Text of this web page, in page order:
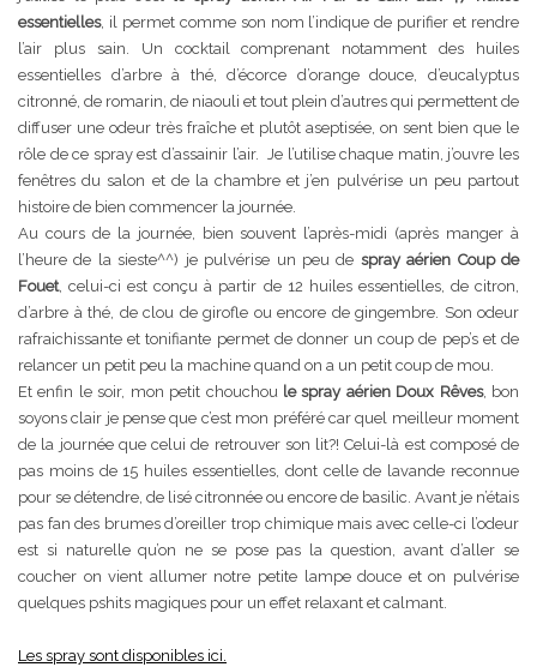
essentielles, il permet comme son nom l’indique de purifier et rendre
l’air plus sain. Un cocktail comprenant notamment des huiles
essentielles d’arbre à thé, d’écorce d’orange douce, d’eucalyptus
citronné, de romarin, de niaouli et tout plein d’autres qui permettent de
diffuser une odeur très fraîche et plutôt aseptisée, on sent bien que le
rôle de ce spray est d’assainir l’air. Je l’utilise chaque matin, j’ouvre les
fenêtres du salon et de la chambre et j’en pulvérise un peu partout
histoire de bien commencer la journée.
Au cours de la journée, bien souvent l’après-midi (après manger à
l’heure de la sieste^^) je pulvérise un peu de spray aérien Coup de
Fouet, celui-ci est conçu à partir de 12 huiles essentielles, de citron,
d’arbre à thé, de clou de girofle ou encore de gingembre. Son odeur
rafraichissante et tonifiante permet de donner un coup de pep’s et de
relancer un petit peu la machine quand on a un petit coup de mou.
Et enfin le soir, mon petit chouchou le spray aérien Doux Rêves, bon
soyons clair je pense que c’est mon préféré car quel meilleur moment
de la journée que celui de retrouver son lit?! Celui-là est composé de
pas moins de 15 huiles essentielles, dont celle de lavande reconnue
pour se détendre, de lisé citronnée ou encore de basilic. Avant je n’étais
pas fan des brumes d’oreiller trop chimique mais avec celle-ci l’odeur
est si naturelle qu’on ne se pose pas la question, avant d’aller se
coucher on vient allumer notre petite lampe douce et on pulvérise
quelques pshits magiques pour un effet relaxant et calmant.
Les spray sont disponibles ici.